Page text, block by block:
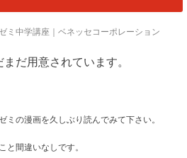
ミ中学講座｜ベネッセコーポレーション
だ用意されています。
ミの漫画を久しぶり読んでみて下さい。
と間違いなしです。